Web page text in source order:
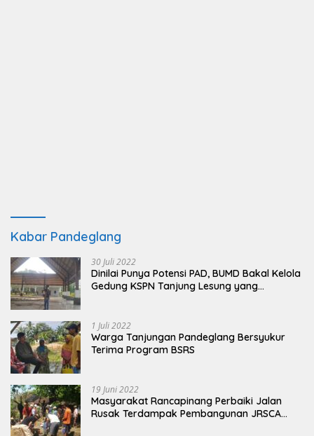
Kabar Pandeglang
30 Juli 2022
Dinilai Punya Potensi PAD, BUMD Bakal Kelola
Gedung KSPN Tanjung Lesung yang
1 Juli 2022
Warga Tanjungan Pandeglang Bersyukur
Terima Program BSRS
19 Juni 2022
Masyarakat Rancapinang Perbaiki Jalan
Rusak Terdampak Pembangunan JRSCA